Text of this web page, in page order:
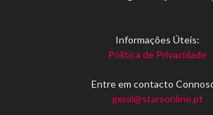
Informações Úteis:
Política de Privacidade
Entre em contacto
geral@starsonline.pt